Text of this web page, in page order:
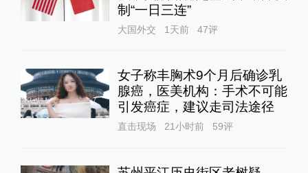
制“一日三连”
大国外交 1天前 47评
女子称丰胸术9个月后确诊乳
腺癌，医美机构：手术不可能
引发癌症，建议走司法途径
直击现场 21小时前 59评